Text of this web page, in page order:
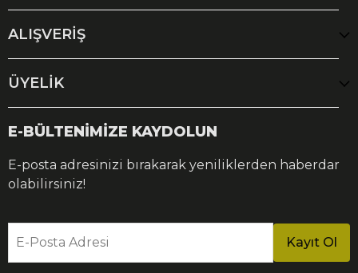
ALIŞVERİŞ
ÜYELİK
E-BÜLTENİMİZE KAYDOLUN
E-posta adresinizi bırakarak yeniliklerden haberdar
olabilirsiniz!
E-Posta Adresi Kayıt Ol